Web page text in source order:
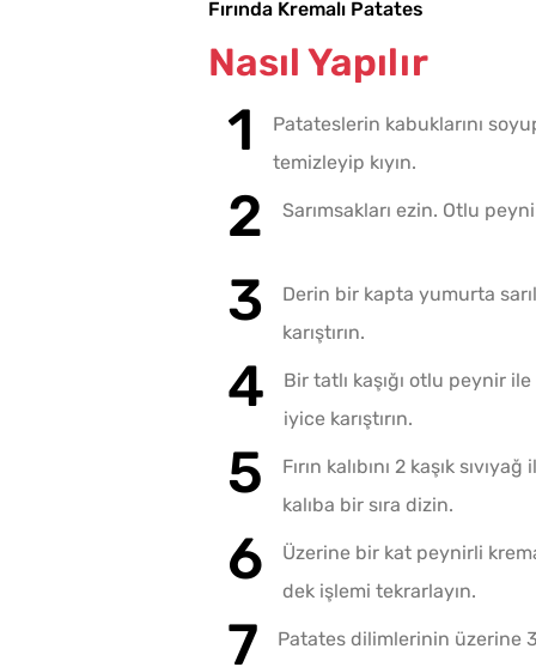
Fırında Kremalı Patates
Nasıl Yapılır
Patateslerin kabuklarını
temizleyip kıyın.
Sarımsakları ezin. Otlu
Derin bir kapta yumurta
karıştırın.
Bir tatlı kaşığı otlu peynir
iyice karıştırın.
Fırın kalıbını 2 kaşık
kalıba bir sıra dizin.
Üzerine bir kat peynirli
dek işlemi tekrarlayın.
Patates dilimlerinin üzerine